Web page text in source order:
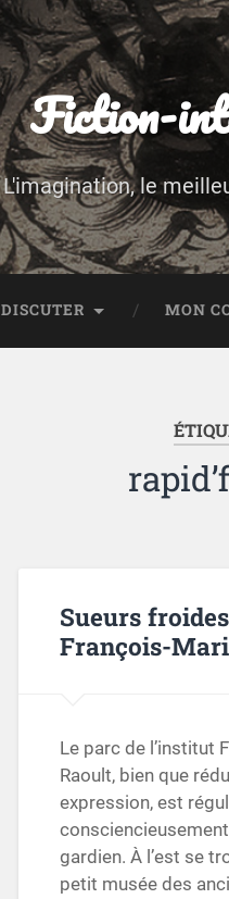
Fiction-
L'imagination, le
DISCUTER MON
Sueurs
François-
Le parc de l’institut
Raoult, bien que
expression, est
gardien. À l’est se
petit musée des